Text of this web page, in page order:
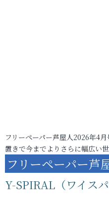
フリーペーパー芦屋人2026年4
置きで今までよりさらに幅広い
フリーペーパー芦
Y-SPIRAL（ワイスパ